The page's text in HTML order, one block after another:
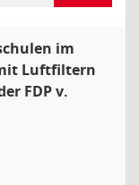
im
Luftfiltern
FDP v.